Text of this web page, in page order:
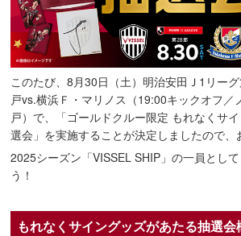
このたび、8月30日（土）明治安田Ｊ1リー
戸vs.横浜Ｆ・マリノス（19:00キックオフ／
戸）で、「ゴールドクルー限定 もれなくサ
選会」を実施することが決定しましたので、
2025シーズン「VISSEL SHIP」の一員とし
う！
もれなくサイングッズがあたる抽選会